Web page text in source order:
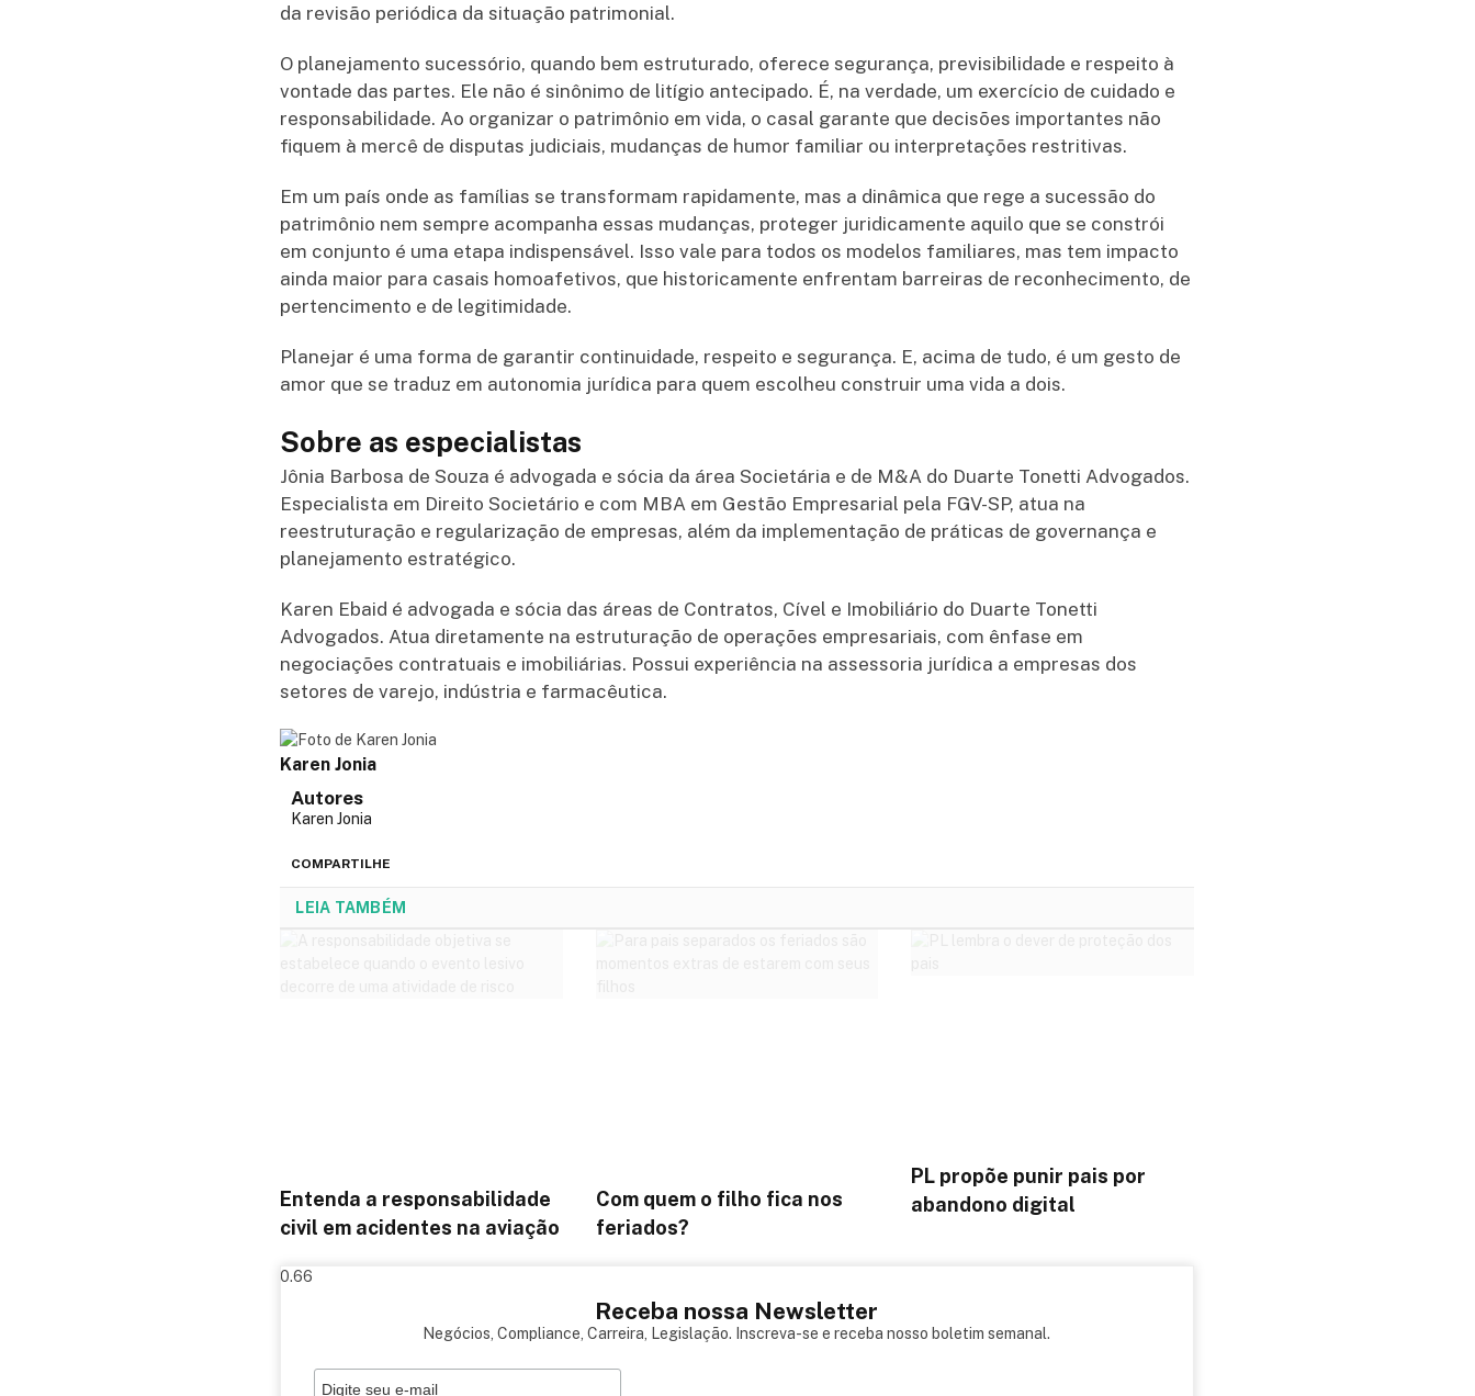
da revisão periódica da situação patrimonial.
O planejamento sucessório, quando bem estruturado, oferece segurança, previsibilidade e respeito à
vontade das partes. Ele não é sinônimo de litígio antecipado. É, na verdade, um exercício de cuidado e
responsabilidade. Ao organizar o patrimônio em vida, o casal garante que decisões importantes não
fiquem à mercê de disputas judiciais, mudanças de humor familiar ou interpretações restritivas.
Em um país onde as famílias se transformam rapidamente, mas a dinâmica que rege a sucessão do
patrimônio nem sempre acompanha essas mudanças, proteger juridicamente aquilo que se constrói
em conjunto é uma etapa indispensável. Isso vale para todos os modelos familiares, mas tem impacto
ainda maior para casais homoafetivos, que historicamente enfrentam barreiras de reconhecimento, de
pertencimento e de legitimidade.
Planejar é uma forma de garantir continuidade, respeito e segurança. E, acima de tudo, é um gesto de
amor que se traduz em autonomia jurídica para quem escolheu construir uma vida a dois.
Sobre as especialistas
Jônia Barbosa de Souza é advogada e sócia da área Societária e de M&A do Duarte Tonetti Advogados.
Especialista em Direito Societário e com MBA em Gestão Empresarial pela FGV-SP, atua na
reestruturação e regularização de empresas, além da implementação de práticas de governança e
planejamento estratégico.
Karen Ebaid é advogada e sócia das áreas de Contratos, Cível e Imobiliário do Duarte Tonetti
Advogados. Atua diretamente na estruturação de operações empresariais, com ênfase em
negociações contratuais e imobiliárias. Possui experiência na assessoria jurídica a empresas dos
setores de varejo, indústria e farmacêutica.
Karen Jonia
Autores
Karen Jonia
COMPARTILHE
LEIA TAMBÉM
Entenda a responsabilidade
civil em acidentes na aviação
Com quem o filho fica nos
feriados?
PL propõe punir pais por
abandono digital
Receba nossa Newsletter
Negócios, Compliance, Carreira, Legislação. Inscreva-se e receba nosso boletim semanal.